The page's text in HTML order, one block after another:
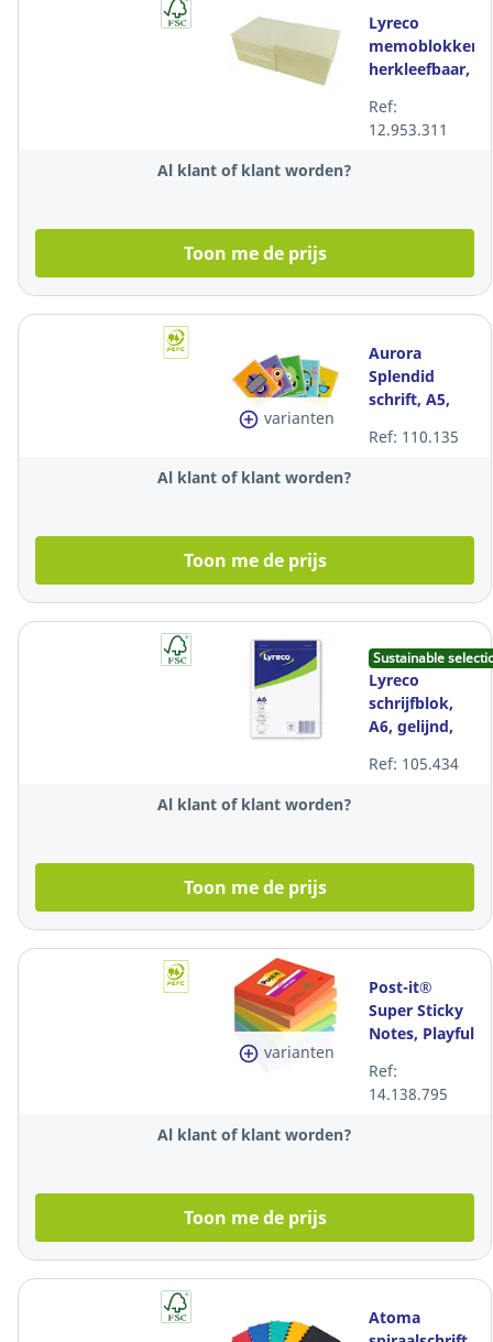
Lyreco
memoblokken,
herkleefbaar,
mm, per 12
stuks
Ref:
12.953.311
Al klant of klant worden?
Toon me de prijs
varianten
Aurora
Splendid
schrift, A5,
vellen
Ref: 110.135
Al klant of klant worden?
Toon me de prijs
Sustainable
Lyreco
schrijfblok,
A6, gelijnd,
vellen
Ref: 105.434
Al klant of klant worden?
Toon me de prijs
varianten
Post-it®
Super Sticky
Notes, Playful
76 mm, per 6
blokken
Ref:
14.138.795
Al klant of klant worden?
Toon me de prijs
Atoma